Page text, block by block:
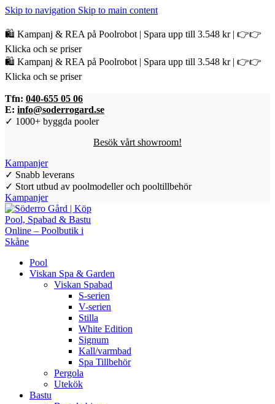
Skip to navigation Skip to main content
🛍️ Kampanj & REA på Poolrobot | Spara upp till 3.548 kr | 👉👉
Klicka och se priser
🛍️ Kampanj & REA på Poolrobot | Spara upp till 3.548 kr | 👉👉
Klicka och se priser
Tfn: 040-655 05 06
E: info@soderrogard.se
✓ 1000+ byggda pooler
Besök vårt showroom!
Kampanjer
✓ Snabb leverans
✓ Stort utbud av poolmodeller och pooltillbehör
Kampanjer
Pool
Viskan Spa & Garden
Viskan Spabad
S-serien
V-serien
Stilla
White Edition
Signum
Kall/varmbad
Spa Tillbehör
Pergola
Utekök
Bastu